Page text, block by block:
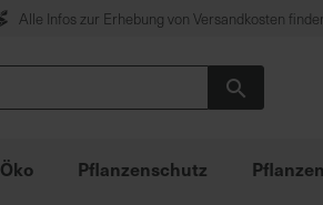
Alle Infos zur Erhebung von Versandkosten
Öko Pflanzenschutz